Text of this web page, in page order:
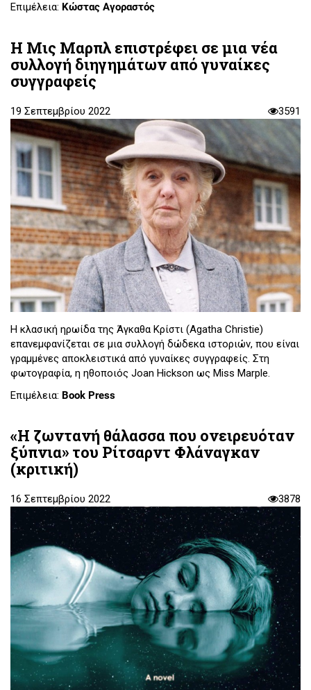
Επιμέλεια: Κώστας Αγοραστός
Η Μις Μαρπλ επιστρέφει σε μια νέα
συλλογή διηγημάτων από γυναίκες
συγγραφείς
19 Σεπτεμβρίου 2022 3591
Η κλασική ηρωίδα της Άγκαθα Κρίστι (Agatha Christie)
επανεμφανίζεται σε μια συλλογή δώδεκα ιστοριών, που είναι
γραμμένες αποκλειστικά από γυναίκες συγγραφείς. Στη
φωτογραφία, η ηθοποιός Joan Hickson ως Miss Marple.
Επιμέλεια: Book Press
«Η ζωντανή θάλασσα που ονειρευόταν
ξύπνια» του Ρίτσαρντ Φλάναγκαν
(κριτική)
16 Σεπτεμβρίου 2022 3878